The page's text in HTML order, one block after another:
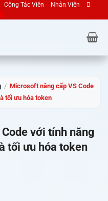
Cộng Tác Viên
Nhân Viên
/ Microsoft nâng cấp VS Code
tối ưu hóa token
với tính năng
tối ưu hóa token